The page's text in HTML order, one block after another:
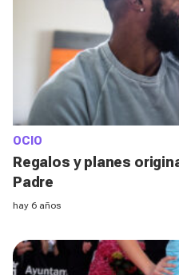
OCIO
Regalos y planes
Padre
hay 6 años